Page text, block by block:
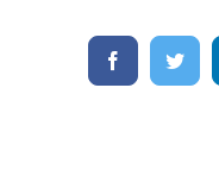
FacebookTwitter